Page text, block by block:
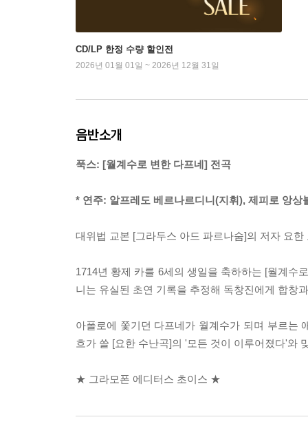
CD/LP 한정 수량 할인전
2026년 01월 01일 ~ 2026년 12월 31일
음반소개
푹스: [월계수로 변한 다프네] 전곡
* 연주: 알프레도 베르나르디니(지휘), 제피로 앙
대위법 교본 [그라두스 아드 파르나숨]의 저자 요
1714년 황제 카를 6세의 생일을 축하하는 [월계수
니는 유실된 초연 기록을 추정해 독창진에게 합창
아폴로에 쫓기던 다프네가 월계수가 되며 부르는
흐가 쓸 [요한 수난곡]의 '모든 것이 이루어졌다'와
★ 그라모폰 에디터스 초이스 ★